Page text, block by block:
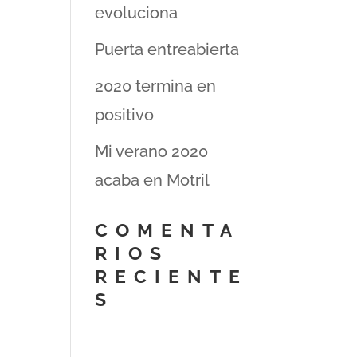
evoluciona
Puerta entreabierta
2020 termina en
positivo
Mi verano 2020
acaba en Motril
COMENTA
RIOS
RECIENTE
S